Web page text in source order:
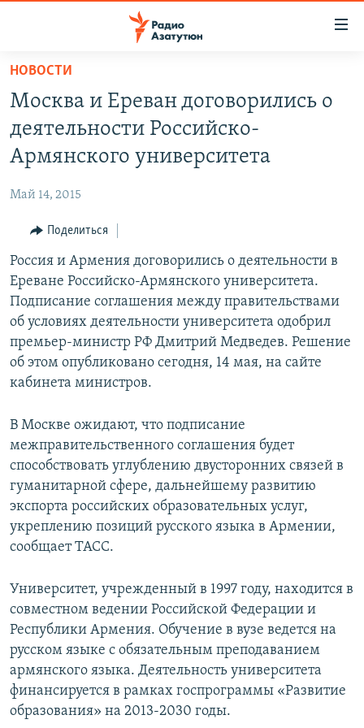
Перейти
основному
содержанию
Перейти
основной
Перейти
поиску
ПОЛИТИКА
ЭКОНОМИКА
РЕГИОН
НАГОРНЫЙ КАРАБАХ
КУЛЬТУРА
СПОРТ
АРХИВ
English
Русский
Все сайты Радио Азатутюн
НОВОСТИ
Москва и Ереван договорились о
деятельности Российско-
Армянского университета
Май 14, 2015
Поделиться
Россия и Армения договорились о деятельности в
Ереване Российско-Армянского университета.
Подписание соглашения между правительствами
об условиях деятельности университета одобрил
премьер-министр РФ Дмитрий Медведев. Решение
об этом опубликовано сегодня, 14 мая, на сайте
кабинета министров.
В Москве ожидают, что подписание
межправительственного соглашения будет
способствовать углублению двусторонних связей в
гуманитарной сфере, дальнейшему развитию
экспорта российских образовательных услуг,
укреплению позиций русского языка в Армении,
сообщает ТАСС.
Университет, учрежденный в 1997 году, находится в
совместном ведении Российской Федерации и
Республики Армения. Обучение в вузе ведется на
русском языке с обязательным преподаванием
армянского языка. Деятельность университета
финансируется в рамках госпрограммы «Развитие
образования» на 2013-2030 годы.